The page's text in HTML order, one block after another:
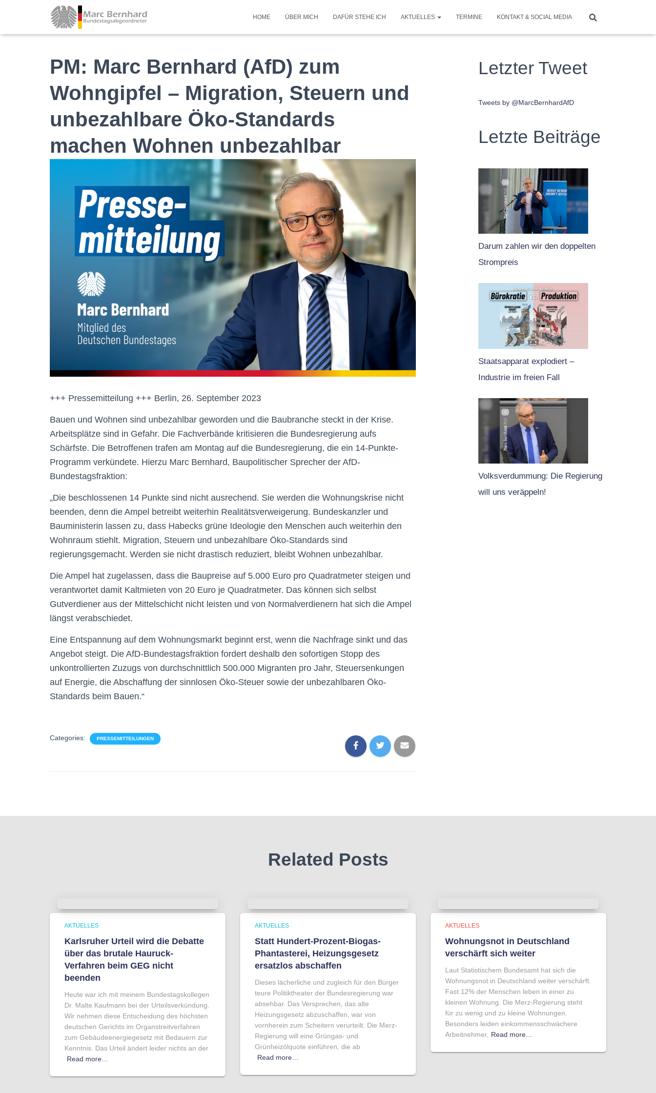
HOME ÜBER MICH DAFÜR STEHE ICH AKTUELLES TERMINE KONTAKT & SOCIAL MEDIA
PM: Marc Bernhard (AfD) zum
Wohngipfel – Migration, Steuern und
unbezahlbare Öko-Standards
machen Wohnen unbezahlbar
+++ Pressemitteilung +++ Berlin, 26. September 2023
Bauen und Wohnen sind unbezahlbar geworden und die Baubranche steckt in der Krise.
Arbeitsplätze sind in Gefahr. Die Fachverbände kritisieren die Bundesregierung aufs
Schärfste. Die Betroffenen trafen am Montag auf die Bundesregierung, die ein 14-Punkte-
Programm verkündete. Hierzu Marc Bernhard, Baupolitischer Sprecher der AfD-
Bundestagsfraktion:
„Die beschlossenen 14 Punkte sind nicht ausrechend. Sie werden die Wohnungskrise nicht
beenden, denn die Ampel betreibt weiterhin Realitätsverweigerung. Bundeskanzler und
Bauministerin lassen zu, dass Habecks grüne Ideologie den Menschen auch weiterhin den
Wohnraum stiehlt. Migration, Steuern und unbezahlbare Öko-Standards sind
regierungsgemacht. Werden sie nicht drastisch reduziert, bleibt Wohnen unbezahlbar.
Die Ampel hat zugelassen, dass die Baupreise auf 5.000 Euro pro Quadratmeter steigen und
verantwortet damit Kaltmieten von 20 Euro je Quadratmeter. Das können sich selbst
Gutverdiener aus der Mittelschicht nicht leisten und von Normalverdienern hat sich die Ampel
längst verabschiedet.
Eine Entspannung auf dem Wohnungsmarkt beginnt erst, wenn die Nachfrage sinkt und das
Angebot steigt. Die AfD-Bundestagsfraktion fordert deshalb den sofortigen Stopp des
unkontrollierten Zuzugs von durchschnittlich 500.000 Migranten pro Jahr, Steuersenkungen
auf Energie, die Abschaffung der sinnlosen Öko-Steuer sowie der unbezahlbaren Öko-
Standards beim Bauen.“
Categories: PRESSEMITTEILUNGEN
Letzter Tweet
Tweets by @MarcBernhardAfD
Letzte Beiträge
Darum zahlen wir den doppelten
Strompreis
Staatsapparat explodiert –
Industrie im freien Fall
Volksverdummung: Die Regierung
will uns veräppeln!
Related Posts
AKTUELLES
Karlsruher Urteil wird die Debatte
über das brutale Hauruck-
Verfahren beim GEG nicht
beenden
Heute war ich mit meinem Bundestagskollegen
Dr. Malte Kaufmann bei der Urteilsverkündung.
Wir nehmen diese Entscheidung des höchsten
deutschen Gerichts im Organstreitverfahren
zum Gebäudeenergiegesetz mit Bedauern zur
Kenntnis. Das Urteil ändert leider nichts an der
Read more…
AKTUELLES
Statt Hundert-Prozent-Biogas-
Phantasterei, Heizungsgesetz
ersatzlos abschaffen
Dieses lächerliche und zugleich für den Bürger
teure Politiktheater der Bundesregierung war
absehbar. Das Versprechen, das alte
Heizungsgesetz abzuschaffen, war von
vornherein zum Scheitern verurteilt. Die Merz-
Regierung will eine Grüngas- und
Grünheizölquote einführen, die ab
Read more…
AKTUELLES
Wohnungsnot in Deutschland
verschärft sich weiter
Laut Statistischem Bundesamt hat sich die
Wohnungsnot in Deutschland weiter verschärft.
Fast 12% der Menschen leben in einer zu
kleinen Wohnung. Die Merz-Regierung steht
für zu wenig und zu kleine Wohnungen.
Besonders leiden einkommensschwächere
Arbeitnehmer, Read more…